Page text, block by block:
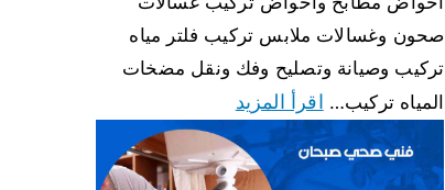
صحون وغسالات ملابس تركيب فلتر مياه
تركيب وصيانة وتصليح وفك ونقل مضخات
المياه تركيب… اقرأ المزيد